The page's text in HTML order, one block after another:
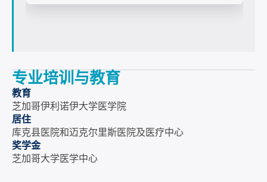
专业培训与教育
教育
芝加哥伊利诺伊大学医学院
居住
库克县医院和迈克尔里斯医院及医疗中心
奖学金
芝加哥大学医学中心